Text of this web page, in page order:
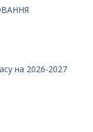
на 2026-2027